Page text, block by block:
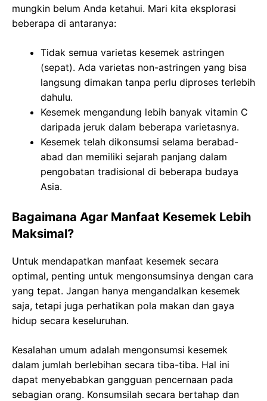
mungkin belum Anda ketahui. Mari kita eksplorasi
beberapa di antaranya:
Tidak semua varietas kesemek astringen
(sepat). Ada varietas non-astringen yang bisa
langsung dimakan tanpa perlu diproses terlebih
dahulu.
Kesemek mengandung lebih banyak vitamin C
daripada jeruk dalam beberapa varietasnya.
Kesemek telah dikonsumsi selama berabad-
abad dan memiliki sejarah panjang dalam
pengobatan tradisional di beberapa budaya
Asia.
Bagaimana Agar Manfaat Kesemek Lebih
Maksimal?
Untuk mendapatkan manfaat kesemek secara
optimal, penting untuk mengonsumsinya dengan cara
yang tepat. Jangan hanya mengandalkan kesemek
saja, tetapi juga perhatikan pola makan dan gaya
hidup secara keseluruhan.
Kesalahan umum adalah mengonsumsi kesemek
dalam jumlah berlebihan secara tiba-tiba. Hal ini
dapat menyebabkan gangguan pencernaan pada
sebagian orang. Konsumsilah secara bertahap dan